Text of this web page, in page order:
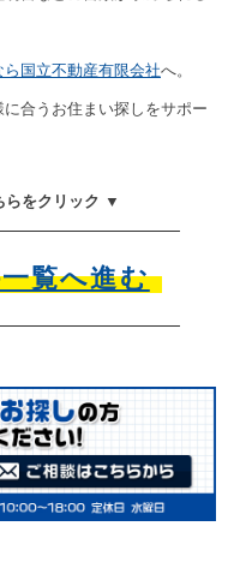
国立不動産有限会社へ。
合うお住まい探しをサポー
らをクリック ▼
覧へ進む